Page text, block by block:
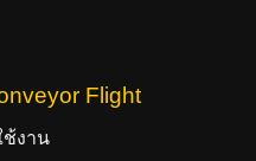
Flight
งาน